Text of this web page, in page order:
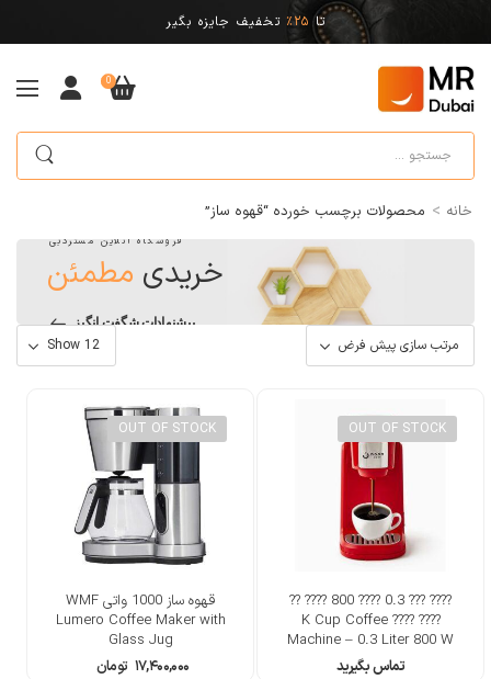
تا 25% تخفیف جایزه بگیر
0
خانه > محصولات برچسب خورده “قهوه ساز”
فروشگاه آنلاین مستردبی
خریدی مطمئن
پیشنهادات شگفت انگیز
OUT OF STOCK
???? ??? 0.3 ???? 800 ???? ??
???? ???? K Cup Coffee
Machine – 0.3 Liter 800 W
With High Pressure
تماس بگیرید
OUT OF STOCK
قهوه ساز 1000 واتی WMF
Lumero Coffee Maker with
Glass Jug
۱۷,۴۰۰,۰۰۰ تومان